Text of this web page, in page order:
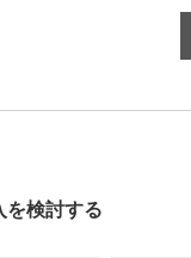
を検討する